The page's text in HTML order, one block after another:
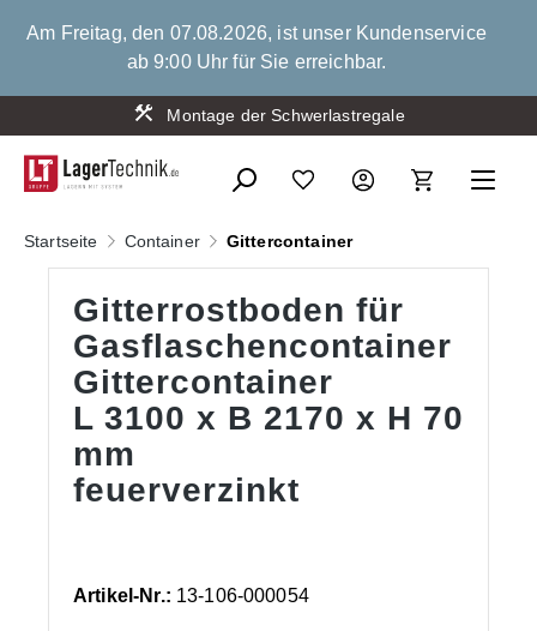
springen
Am Freitag, den 07.08.2026, ist unser Kundenservice
ab 9:00 Uhr für Sie erreichbar.
Montage der Schwerlastregale
Startseite Container Gittercontainer
Gitterrostboden für
Gasflaschencontainer
Gittercontainer
L 3100 x B 2170 x H 70
mm
feuerverzinkt
Artikel-Nr.: 13-106-000054